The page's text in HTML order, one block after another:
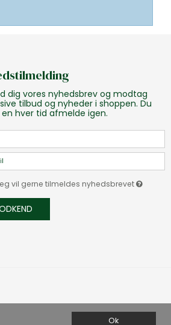
Ok
dig vores nyhedsbrev og modtag
tilbud og nyheder i shoppen. Du
hver tid afmelde igen.
vil gerne tilmeldes nyhedsbrevet